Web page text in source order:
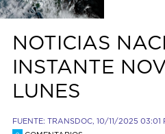
NOTICIAS
INSTANTE
LUNES
FUENTE: TRANSDOC, 10/11/2025 03:01